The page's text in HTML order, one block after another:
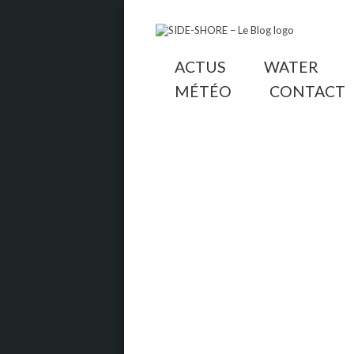
ACTUS
WATER
MÉTÉO
CONTACT